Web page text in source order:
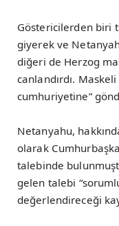
Göstericilerden biri
giyerek ve
diğeri de Herzog
canlandırdı.
cumhuriyetine”
Netanyahu,
olarak
talebinde
gelen talebi
değerlendireceği